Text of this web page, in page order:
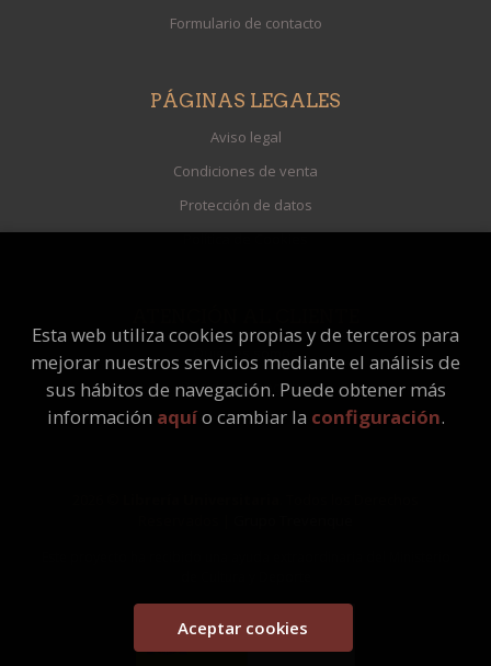
Formulario de contacto
PÁGINAS LEGALES
Aviso legal
Condiciones de venta
Protección de datos
Política de Cookies
Quiénes somos
Pedidos especiales
Esta web utiliza cookies propias y de terceros para
mejorar nuestros servicios mediante el análisis de
sus hábitos de navegación. Puede obtener más
información aquío cambiar la configuración.
Aceptar cookies